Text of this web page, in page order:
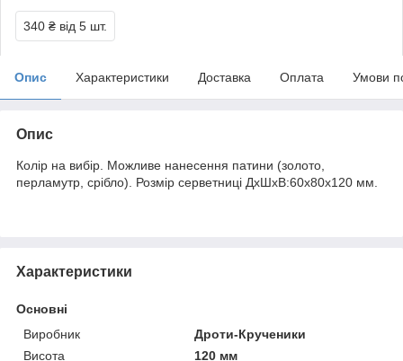
340 ₴ від 5 шт.
Опис Характеристики Доставка Оплата Умови
Опис
Колір на вибір. Можливе нанесення патини (золото,
перламутр, срібло). Розмір серветниці ДхШхВ:60х80х120 мм.
Характеристики
Основні
Виробник
Дроти-Крученики
Висота
120 мм